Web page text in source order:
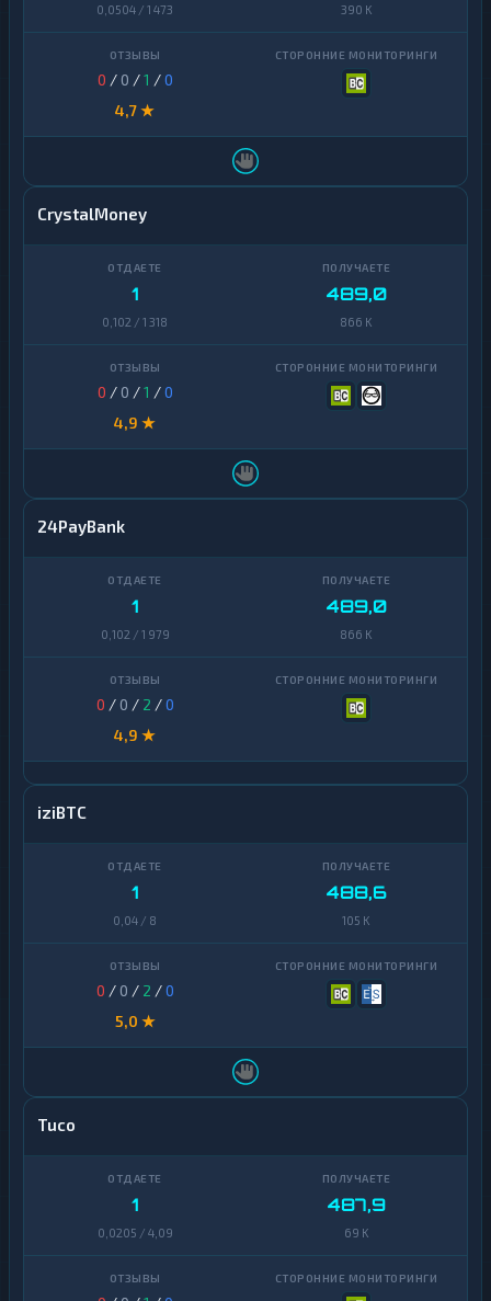
0,0504 / 1 473 390 K
0 / 0 /1 /0
4,7 ★
CrystalMoney
1
0,102 / 1 318
489,0
866 K
0 / 0 /1 /0
4,9 ★
24PayBank
1
0,102 / 1 979
489,0
866 K
0 / 0 / 2 /0
4,9 ★
iziBTC
1
0,04 / 8
488,6
105 K
0 / 0 / 2 /0
5,0 ★
Tuco
1
0,0205 / 4,09
487,9
69 K